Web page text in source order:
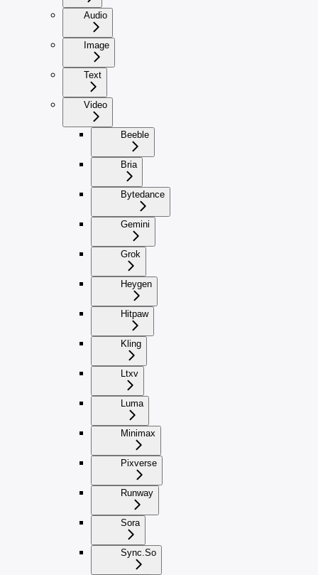
Audio
Image
Text
Video
Beeble
Bria
Bytedance
Gemini
Grok
Heygen
Hitpaw
Kling
Ltxv
Luma
Minimax
Pixverse
Runway
Sora
Sync.So